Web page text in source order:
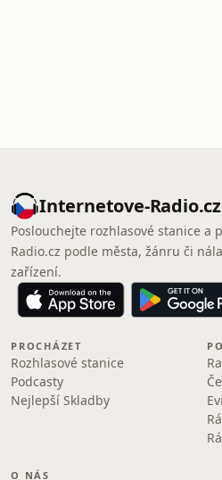
Internetove-Radio.cz
Poslouchejte rozhlasové stanice a
Radio.cz podle města, žánru či
zařízení.
PROCHÁZET
Rozhlasové stanice
Podcasty
Nejlepší Skladby
O NÁS